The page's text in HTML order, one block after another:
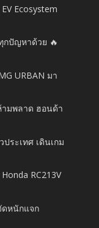
Ecosystem
กปัญหาด้วย 🔥
URBAN มา
ามพลาด ฮอนด้า
ระเทศ เดินเกม
RC213V
ดหนักแจก